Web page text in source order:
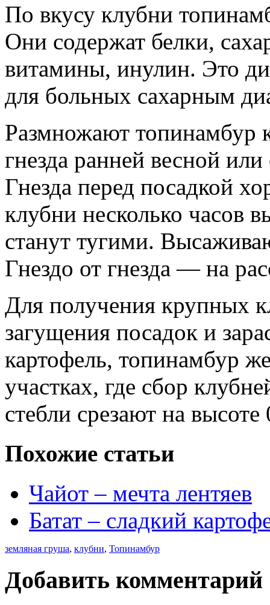
По вкусу клубни
Они содержат белки,
витамины, инулин. Это
для больных сахарным
Размножают топинамбур
гнезда ранней весной
Гнезда перед посадкой
клубни несколько часов
станут тугими.
Гнездо от гнезда — на
Для получения крупных
загущения посадок и
картофель, топинамбур
участках, где сбор
стебли срезают на
Похожие статьи
Чайот – мечта лентяев
Батат – сладкий
земляная груша, клубни, Топинамбур
Добавить комментарий